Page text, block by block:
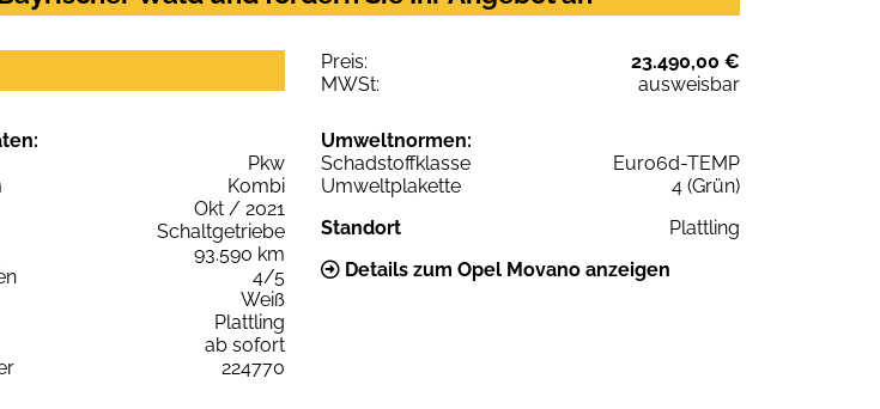
Preis:
23.490,00 €
MWSt:
ausweisbar
Pkw
Kombi
Okt / 2021
Schaltgetriebe
93.590 km
4/5
Weiß
Plattling
ab sofort
224770
Umweltnormen:
Schadstoffklasse
Euro6d-TEMP
Umweltplakette
4 (Grün)
Standort
Plattling
Details zum Opel Movano anzeigen